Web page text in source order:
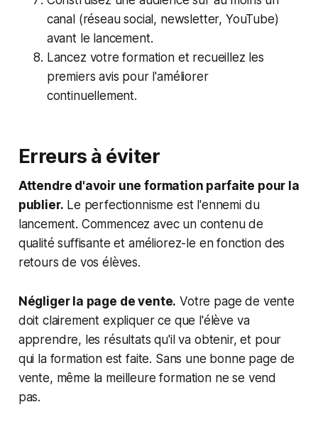
canal (réseau social, newsletter, YouTube)
avant le lancement.
Lancez votre formation et recueillez les
premiers avis pour l'améliorer
continuellement.
Erreurs à éviter
Attendre d'avoir une formation parfaite pour la
publier. Le perfectionnisme est l'ennemi du
lancement. Commencez avec un contenu de
qualité suffisante et améliorez-le en fonction des
retours de vos élèves.
Négliger la page de vente. Votre page de vente
doit clairement expliquer ce que l'élève va
apprendre, les résultats qu'il va obtenir, et pour
qui la formation est faite. Sans une bonne page de
vente, même la meilleure formation ne se vend
pas.